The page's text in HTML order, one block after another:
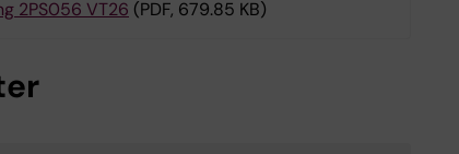
2PS056 VT26 (PDF, 679.85 KB)